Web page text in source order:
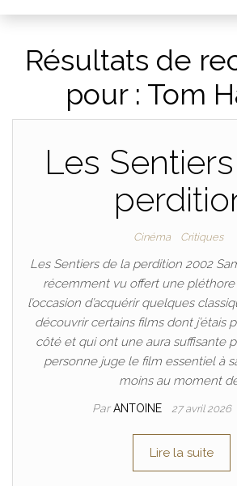
Résultats de
pour : Tom
Les
Cinéma Critiques
Les Sentiers de la perdition 2002
récemment vu offert une pléthore
l’occasion d’acquérir quelques
découvrir certains films dont j’étais
côté et qui ont une aura suffisante
personne juge le film essentiel à
moins au moment
ParANTOINE 27 avril 2026
Lire la suite